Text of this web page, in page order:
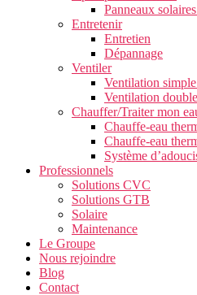
Panneaux
Entretenir
Entretien
Dépannage
Ventiler
Ventilation
Ventilation
Chauffer/Traiter mon
Chauffe-eau
Chauffe-eau
Système
Professionnels
Solutions CVC
Solutions GTB
Solaire
Maintenance
Le Groupe
Nous rejoindre
Blog
Contact